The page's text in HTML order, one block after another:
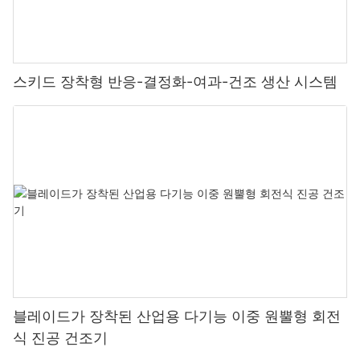
스키드 장착형 반응-결정화-여과-건조 생산 시스템
블레이드가 장착된 산업용 다기능 이중 원뿔형 회전
식 진공 건조기